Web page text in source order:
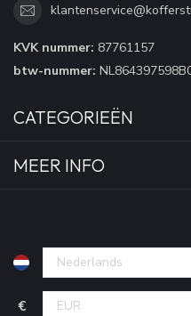
KVK nummer: 87761157
btw-nummer:
CATEGORIEËN
MEER INFO
€